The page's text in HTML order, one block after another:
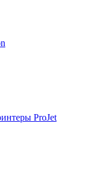
ProJet